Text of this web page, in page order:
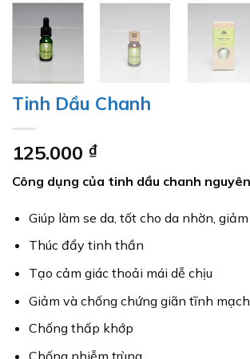
Tinh Dầu Chanh
125.000 ₫
Công dụng của tinh dầu chanh
Giúp làm se da, tốt cho da nhờn,
Thúc đẩy tinh thần
Tạo cảm giác thoải mái dễ chịu
Giảm và chống chứng giãn tĩnh mạch
Chống thấp khớp
Chống nhiễm trùng